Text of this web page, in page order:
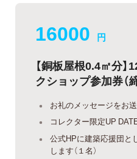
16000 円
【銅板屋根0.4㎡分】
クショップ参加券（
お礼のメッセージをお
コレクター限定UP
公式HPに建築応援団と
します（１名）